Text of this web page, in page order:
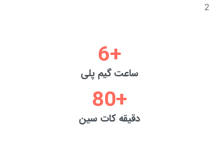
2
+
6
ساعت گیم پلی
+
80
دقیقه کات سین